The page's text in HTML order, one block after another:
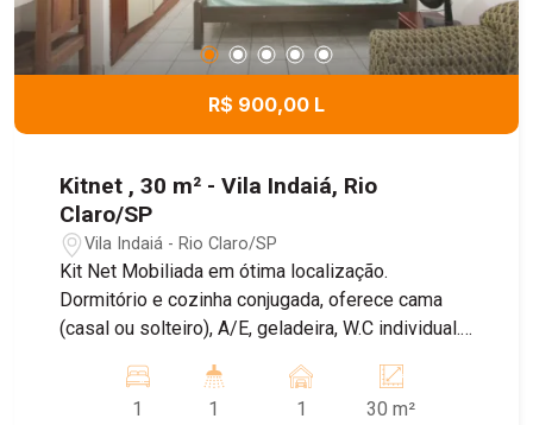
R$ 900,00 L
Kitnet , 30 m² - Vila Indaiá, Rio
Claro/SP
Vila Indaiá - Rio Claro/SP
Kit Net Mobiliada em ótima localização.
Dormitório e cozinha conjugada, oferece cama
(casal ou solteiro), A/E, geladeira, W.C individual.
carro, agua e IPTU incluso. Energia a parte.
1
1 1 30 m²